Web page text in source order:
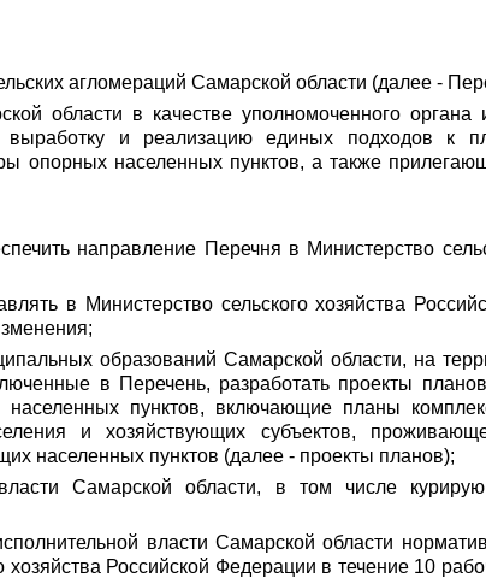
агломераций Самарской области (далее -
области в качестве уполномоченного органа
и реализацию единых подходов к
опорных населенных пунктов, а также
направление Перечня в Министерство
в Министерство сельского хозяйства
образований Самарской области, на
в Перечень, разработать проекты планов
пунктов, включающие планы
и хозяйствующих субъектов,
населенных пунктов (далее - проекты планов);
Самарской области, в том числе
власти Самарской области
Российской Федерации в течение 10